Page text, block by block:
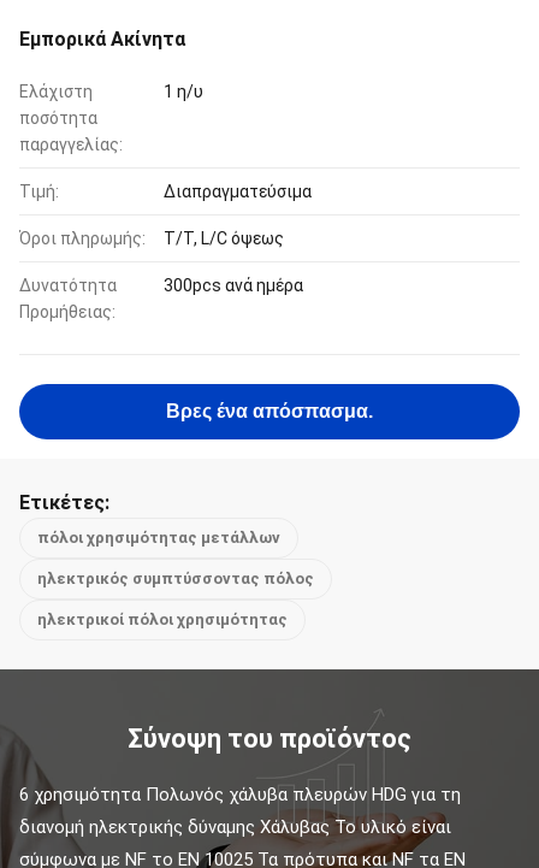
Εμπορικά Ακίνητα
Ελάχιστη
ποσότητα
παραγγελίας:
1 η/υ
Τιμή: Διαπραγματεύσιμα
Όροι πληρωμής: T/T, L/C όψεως
Δυνατότητα
Προμήθειας:
300pcs ανά ημέρα
Βρες ένα απόσπασμα.
Ετικέτες:
πόλοι χρησιμότητας μετάλλων
ηλεκτρικός συμπτύσσοντας πόλος
ηλεκτρικοί πόλοι χρησιμότητας
Σύνοψη του προϊόντος
6 χρησιμότητα Πολωνός χάλυβα πλευρών HDG για τη
διανομή ηλεκτρικής δύναμης Χάλυβας Το υλικό είναι
σύμφωνα με NF το EN 10025 Τα πρότυπα και NF τα EN